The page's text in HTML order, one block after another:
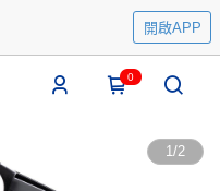
開啟APP
0
1/2